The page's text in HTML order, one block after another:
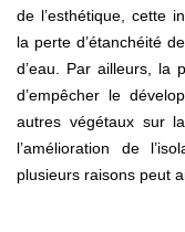
de l’esthétique, cette
la perte d’étanchéité
d’eau. Par ailleurs, la
d’empêcher le
autres végétaux sur
l’amélioration de
plusieurs raisons peut